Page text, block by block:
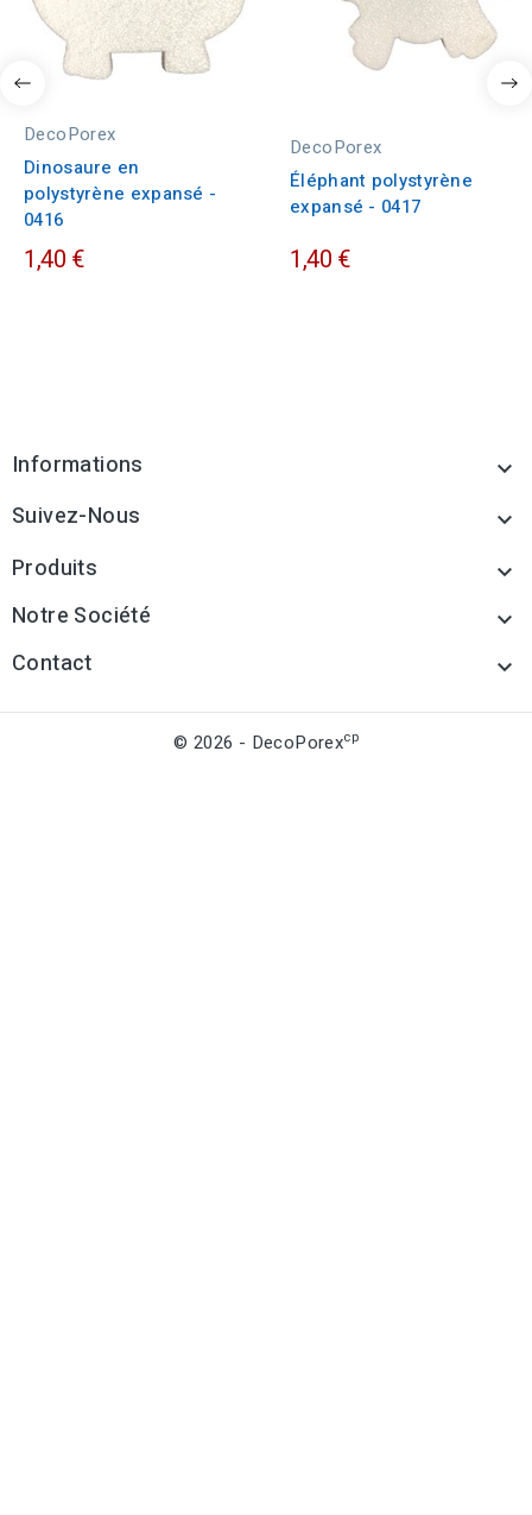
DecoPorex
Dinosaure en
polystyrène expansé -
0416
1,40 €
DecoPorex
Éléphant polystyrène
expansé - 0417
1,40 €
Informations 
Suivez-Nous 
Produits 
Notre Société 
Contact 
© 2026 - DecoPorexcp